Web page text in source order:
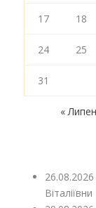
17 18
24 25
31
«
Віталіївни